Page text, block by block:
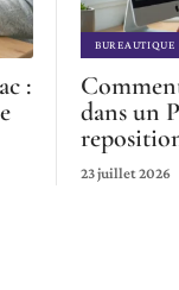
:
BUREAUTIQUE
dans un
23 juillet 2026